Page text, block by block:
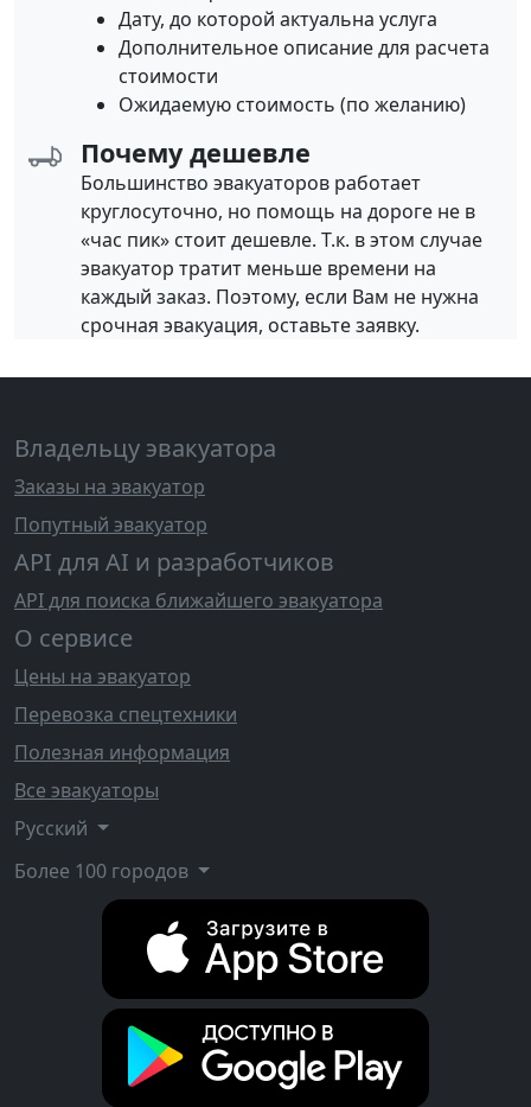
Дату, до которой актуальна услуга
Дополнительное описание для расчета
стоимости
Ожидаемую стоимость (по желанию)
Почему дешевле
Большинство эвакуаторов работает
круглосуточно, но помощь на дороге не в
«час пик» стоит дешевле. Т.к. в этом случае
эвакуатор тратит меньше времени на
каждый заказ. Поэтому, если Вам не нужна
срочная эвакуация, оставьте заявку.
Владельцу эвакуатора
Заказы на эвакуатор
Попутный эвакуатор
API для AI и разработчиков
API для поиска ближайшего эвакуатора
О сервисе
Цены на эвакуатор
Перевозка спецтехники
Полезная информация
Все эвакуаторы
Русский
Более 100 городов